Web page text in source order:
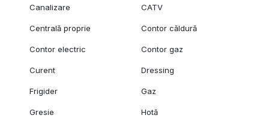
Canalizare CATV
Centrală proprie Contor căldură
Contor electric Contor gaz
Curent Dressing
Frigider Gaz
Gresie Hotă